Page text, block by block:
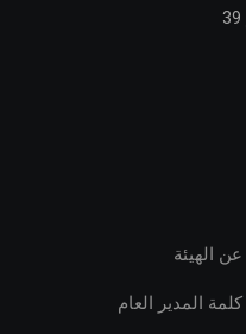
عن الهيئة
كلمة المدير العام